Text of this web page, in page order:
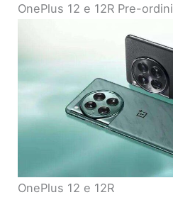
OnePlus 12 e 12R Pre-
OnePlus 12 e 12R